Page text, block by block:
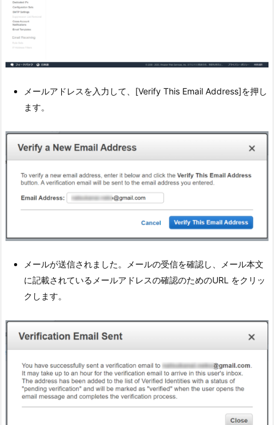
メールアドレスを入力して、[Verify This Email Address]を押し
ます。
メールが送信されました。メールの受信を確認し、メール本文
に記載されているメールアドレスの確認のためのURL をクリッ
クします。